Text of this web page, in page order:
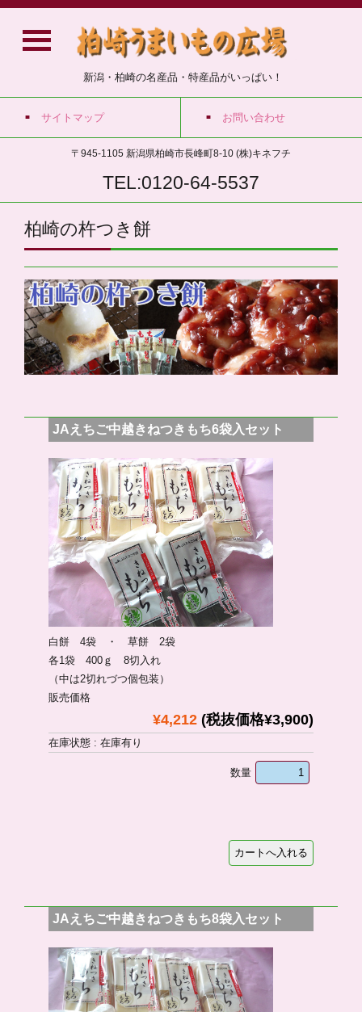
新潟・柏崎の名産品・特産品がいっぱい！
サイトマップ お問い合わせ
〒945-1105 新潟県柏崎市長峰町8-10 (株)キネフチ
TEL:0120-64-5537
柏崎の杵つき餅
JAえちご中越きねつきもち6袋入セット
白餅 4袋 ・ 草餅 2袋
各1袋 400ｇ 8切入れ
（中は2切れづつ個包装）
販売価格
¥4,212 (税抜価格¥3,900)
在庫状態 : 在庫有り
数量
JAえちご中越きねつきもち8袋入セット